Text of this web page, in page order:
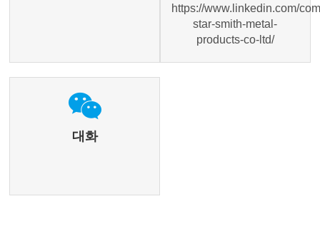
https://www.linkedin.com/
star-smith-metal-
products-co-ltd/
대화